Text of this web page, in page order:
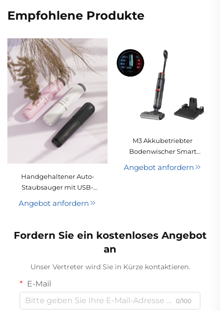
Empfohlene Produkte
Handgehaltener Auto-
Staubsauger mit USB-
Saugleistung ohne
Leistung von 65 W,
Gleichstrom-
Garantie, kompaktes
Angebot anfordern
M3 Akkubetriebter
Bodenwischer Smart
Nass- und
Trockenstaubsauger,
Angebot anfordern
Fordern Sie ein kostenloses Angebot
an
Unser Vertreter wird Sie in Kürze kontaktieren.
E-Mail
0/100